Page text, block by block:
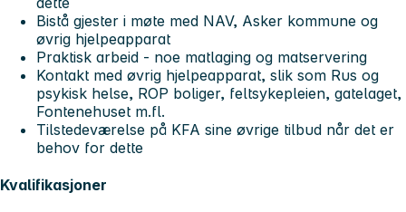
Bistå gjester i møte med NAV, Asker kommune og
øvrig hjelpeapparat
Praktisk arbeid - noe matlaging og matservering
Kontakt med øvrig hjelpeapparat, slik som Rus og
psykisk helse, ROP boliger, feltsykepleien, gatelaget,
Fontenehuset m.fl.
Tilstedeværelse på KFA sine øvrige tilbud når det er
behov for dette
Kvalifikasjoner